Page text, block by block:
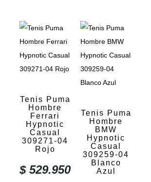
Tenis Puma
Hombre
Ferrari
Hypnotic
Casual
309271-04
Rojo
$529.950
Tenis Puma
Hombre
BMW
Hypnotic
Casual
309259-04
Blanco
Azul